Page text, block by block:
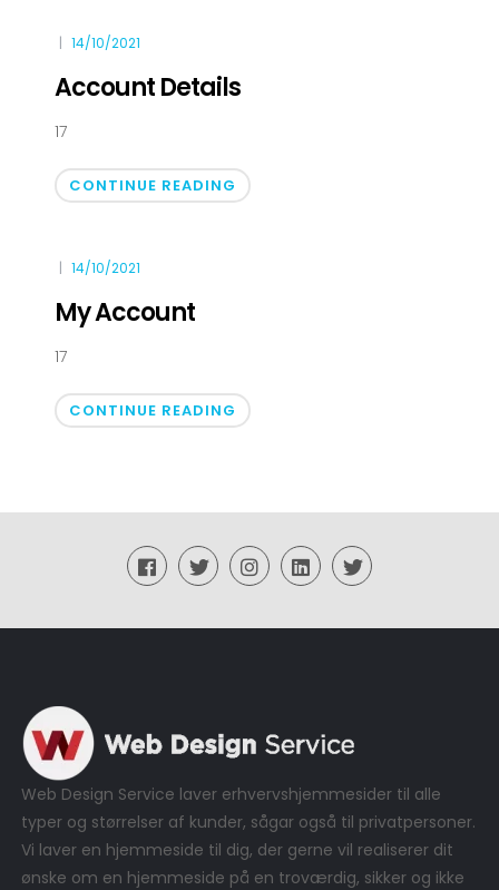
14/10/2021
Account Details
17
CONTINUE READING
14/10/2021
My Account
17
CONTINUE READING
Web Design Service laver erhvervshjemmesider til alle
typer og størrelser af kunder, sågar også til privatpersoner.
Vi laver en hjemmeside til dig, der gerne vil realiserer dit
ønske om en hjemmeside på en troværdig, sikker og ikke